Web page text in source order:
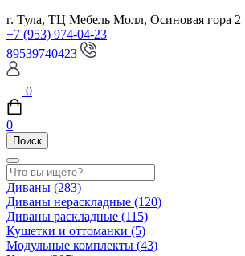
г. Тула, ТЦ Мебель Молл, Осиновая гора 2
+7 (953) 974-04-23
89539740423
0
0
Поиск
Диваны (283)
Диваны нераскладные (120)
Диваны раскладные (115)
Кушетки и оттоманки (5)
Модульные комплекты (43)